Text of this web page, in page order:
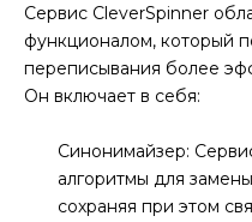
Сервис CleverSpinner
функционалом, который
переписывания более
Он включает в себя:
Синонимайзер:
алгоритмы для
сохраняя при этом